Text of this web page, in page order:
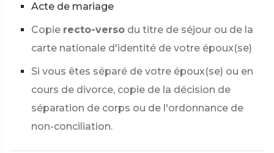
Acte de mariage
Copie recto-verso du titre de séjour ou de la
carte nationale d'identité de votre époux(se)
Si vous êtes séparé de votre époux(se) ou en
cours de divorce, copie de la décision de
séparation de corps ou de l'ordonnance de
non-conciliation.